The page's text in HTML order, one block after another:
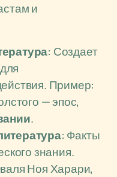
и
: Создает
Пример:
— эпос,
.
: Факты
знания.
Ноя Харари,